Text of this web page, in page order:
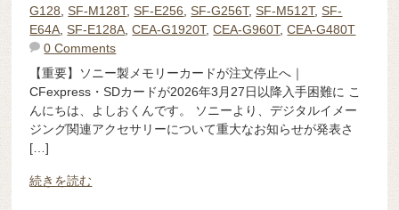
G128 ,SF-M128T,SF-E256 ,SF-G256T,SF-M512T,SF-
E64A ,SF-E128A ,CEA-G1920T,CEA-G960T,CEA-G480T
0 Comments
【重要】ソニー製メモリーカードが注文停止へ｜
CFexpress・SDカードが2026年3月27日以降入手困難に こ
んにちは、よしおくんです。 ソニーより、デジタルイメー
ジング関連アクセサリーについて重大なお知らせが発表さ
[…]
続きを読む